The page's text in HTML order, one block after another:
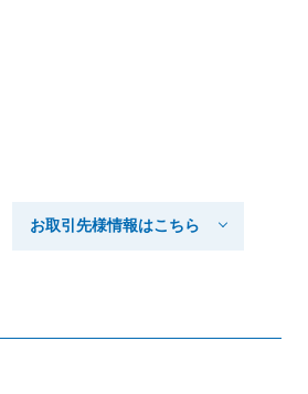
お取引先様情報はこちら